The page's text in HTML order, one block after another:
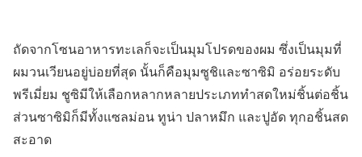
ถัดจากโซนอาหารทะเลก็จะเป็นมุมโปรดของผม ซึ่งเป็นมุมที่
ผมวนเวียนอยู่บ่อยที่สุด นั้นก็คือมุมซูชิและซาซิมิ อร่อยระดับ
พรีเมี่ยม ชูซิมีให้เลือกหลากหลายประเภททำสดใหม่ชิ้นต่อชิ้น
ส่วนซาซิมิก็มีทั้งแซลม่อน ทูน่า ปลาหมึก และปูอัด ทุกอชิ้นสด
สะอาด